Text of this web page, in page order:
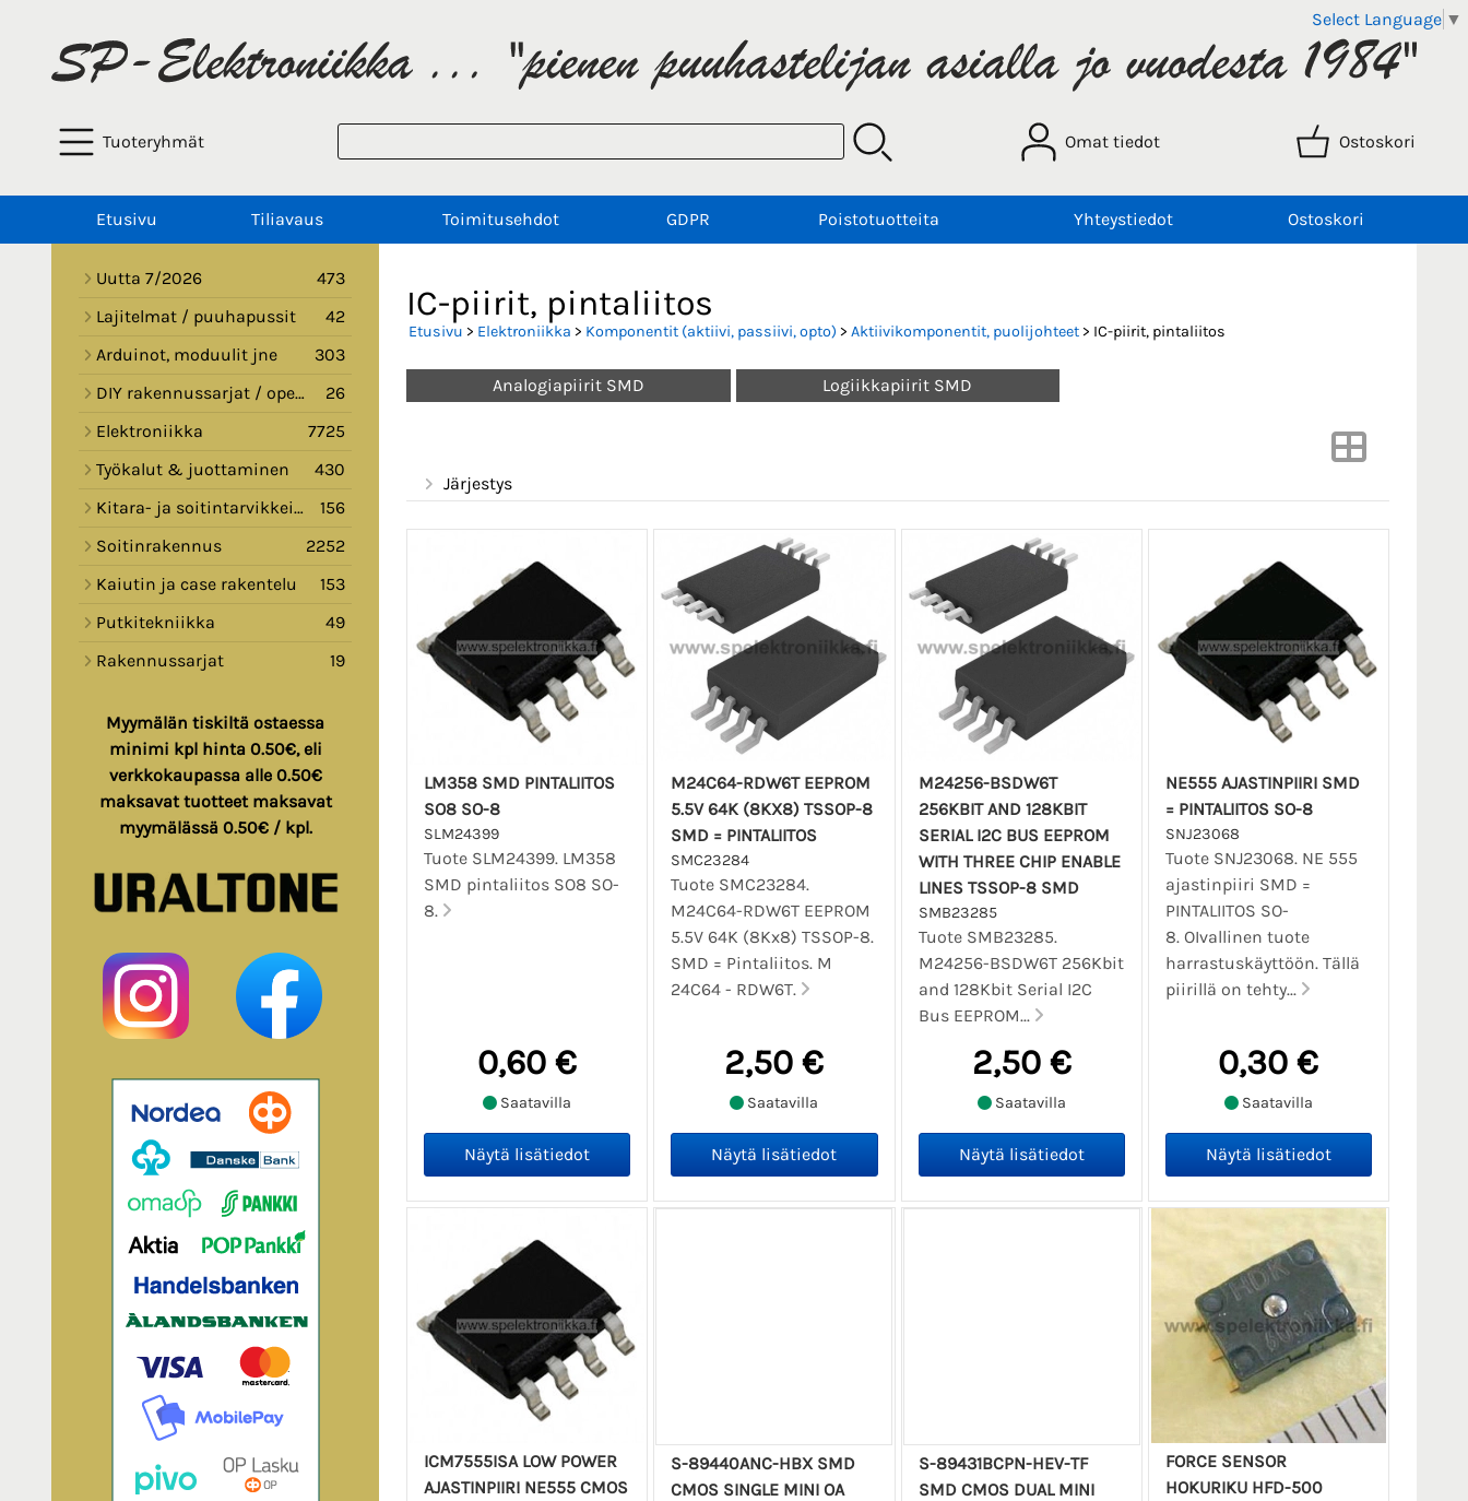
Select Language ▼
Tuoteryhmät Omat tiedot Ostoskori
Etusivu Tiliavaus Toimitusehdot GDPR Poistotuotteita Yhteystiedot Ostoskori
Uutta 7/2026
473
Lajitelmat / puuhapussit
42
Arduinot, moduulit jne
303
DIY rakennussarjat / opetussarjat
26
Elektroniikka
7725
Työkalut & juottaminen
430
Kitara- ja soitintarvikkeita
156
Soitinrakennus
2252
Kaiutin ja case rakentelu
153
Putkitekniikka
49
Rakennussarjat
19
Myymälän tiskiltä ostaessa
minimi kpl hinta 0.50€, eli
verkkokaupassa alle 0.50€
maksavat tuotteet maksavat
myymälässä 0.50€ / kpl.
IC-piirit, pintaliitos
Etusivu > Elektroniikka > Komponentit (aktiivi, passiivi, opto) > Aktiivikomponentit, puolijohteet> IC-piirit, pintaliitos
Analogiapiirit SMD Logiikkapiirit SMD
Järjestys
LM358 SMD PINTALIITOS
SO8 SO-8
SLM24399
Tuote SLM24399. LM358
SMD pintaliitos SO8 SO-
8.
0,60 €
Saatavilla
M24C64-RDW6T EEPROM
5.5V 64K (8KX8) TSSOP-8
SMD = PINTALIITOS
SMC23284
Tuote SMC23284.
M24C64-RDW6T EEPROM
5.5V 64K (8Kx8) TSSOP-8.
SMD = Pintaliitos. M
24C64 - RDW6T.
2,50 €
Saatavilla
M24256-BSDW6T
256KBIT AND 128KBIT
SERIAL I2C BUS EEPROM
WITH THREE CHIP ENABLE
LINES TSSOP-8 SMD
SMB23285
Tuote SMB23285.
M24256-BSDW6T 256Kbit
and 128Kbit Serial I2C
Bus EEPROM...
2,50 €
Saatavilla
NE555 AJASTINPIIRI SMD
= PINTALIITOS SO-8
SNJ23068
Tuote SNJ23068. NE 555
ajastinpiiri SMD =
PINTALIITOS SO-
8. OIvallinen tuote
harrastuskäyttöön. Tällä
piirillä on tehty...
0,30 €
Saatavilla
ICM7555ISA LOW POWER
AJASTINPIIRI NE555 CMOS
S-89440ANC-HBX SMD
CMOS SINGLE MINI OA
S-89431BCPN-HEV-TF
SMD CMOS DUAL MINI
FORCE SENSOR
HOKURIKU HFD-500